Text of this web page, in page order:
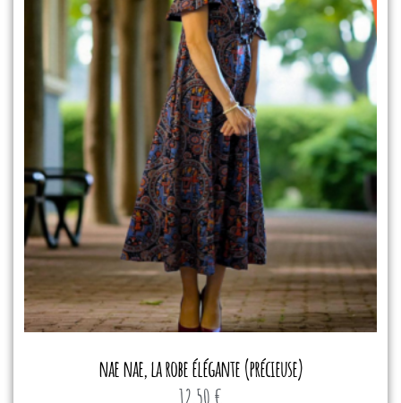
nae nae, la robe élégante (précieuse)
12,50 €